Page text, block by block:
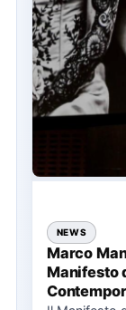
NEWS
Marco
Manifesto